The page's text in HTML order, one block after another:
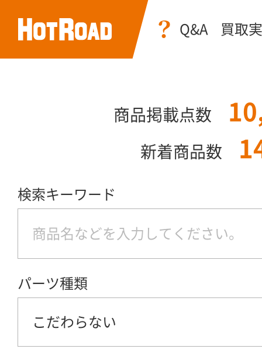
Q&A 買取
商品掲載点数
新着商品数
検索キーワード
パーツ種類
こだわらない